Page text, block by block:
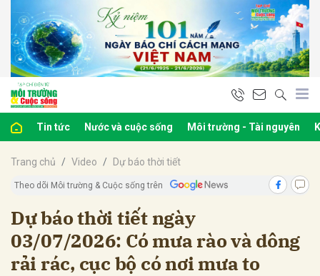
Tin tức Nước và cuộc sống Môi trường - Tài nguyên
Trang chủ Video Dự báo thời tiết
Theo dõi Môi trường & Cuộc sống trên
Dự báo thời tiết ngày
03/07/2026: Có mưa rào và dông
rải rác, cục bộ có nơi mưa to
luận
Hủy